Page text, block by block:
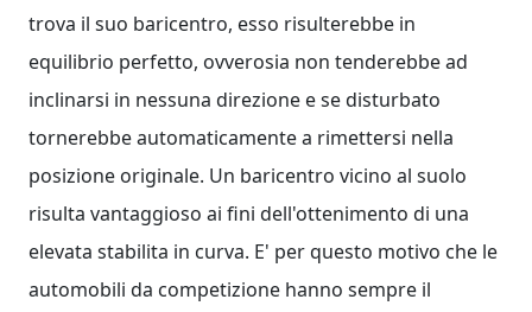
trova il suo baricentro, esso risulterebbe in
equilibrio perfetto, ovverosia non tenderebbe ad
inclinarsi in nessuna direzione e se disturbato
tornerebbe automaticamente a rimettersi nella
posizione originale. Un baricentro vicino al suolo
risulta vantaggioso ai fini dell'ottenimento di una
elevata stabilita in curva. E' per questo motivo che le
automobili da competizione hanno sempre il